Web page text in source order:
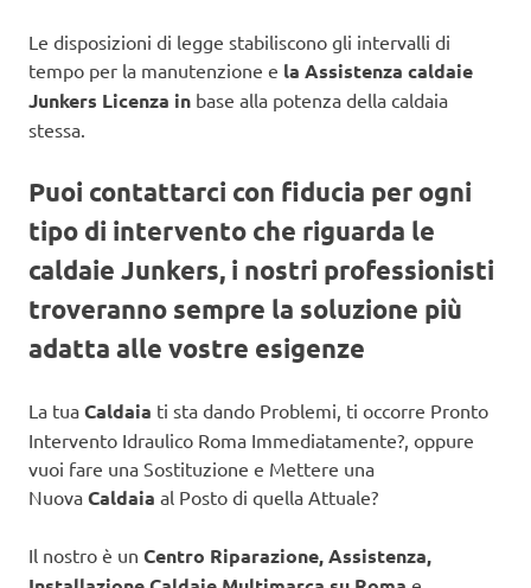
Le disposizioni di legge stabiliscono gli intervalli di
tempo per la manutenzione e la Assistenza caldaie
Junkers Licenza in base alla potenza della caldaia
stessa.
Puoi contattarci con fiducia per ogni
tipo di intervento che riguarda le
caldaie Junkers, i nostri professionisti
troveranno sempre la soluzione più
adatta alle vostre esigenze
La tua Caldaia ti sta dando Problemi, ti occorre Pronto
Intervento Idraulico Roma Immediatamente?, oppure
vuoi fare una Sostituzione e Mettere una
Nuova Caldaia al Posto di quella Attuale?
Il nostro è un Centro Riparazione, Assistenza,